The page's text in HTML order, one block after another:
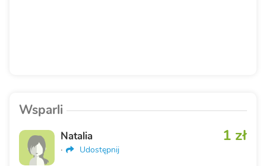
Wsparli
1 zł
Natalia
· Udostępnij